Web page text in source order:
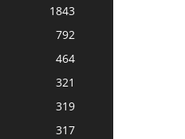
1843
792
464
321
319
317